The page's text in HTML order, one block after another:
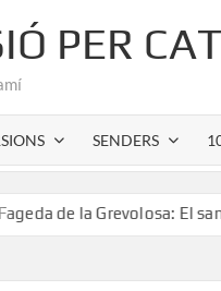
PER
SENDERS
El santuari dels